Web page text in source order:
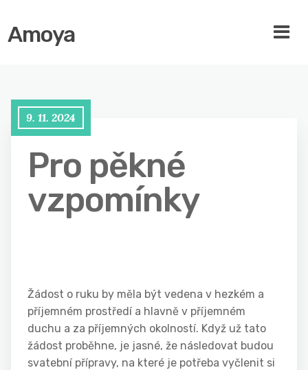
Amoya
9. 11. 2024
Pro pěkné
vzpomínky
Žádost o ruku by měla být vedena v hezkém a
příjemném prostředí a hlavně v příjemném
duchu a za příjemných okolností. Když už tato
žádost proběhne, je jasné, že následovat budou
svatební přípravy, na které je potřeba vyčlenit si